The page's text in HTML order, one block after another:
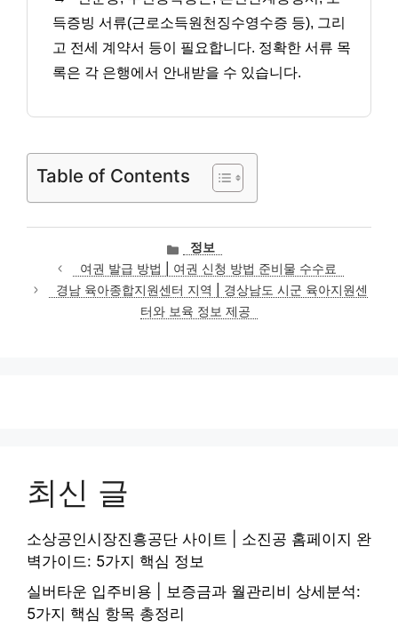
득증빙 서류(근로소득원천징수영수증 등), 그리
고 전세 계약서 등이 필요합니다. 정확한 서류 목
록은 각 은행에서 안내받을 수 있습니다.
Table of Contents
카
테
고
리
정보
여권 발급 방법 | 여권 신청 방법 준비물 수수료
경남 육아종합지원센터 지역 | 경상남도 시군 육아지원센
터와 보육 정보 제공
최신 글
소상공인시장진흥공단 사이트 | 소진공 홈페이지 완
벽가이드: 5가지 핵심 정보
실버타운 입주비용 | 보증금과 월관리비 상세분석:
5가지 핵심 항목 총정리